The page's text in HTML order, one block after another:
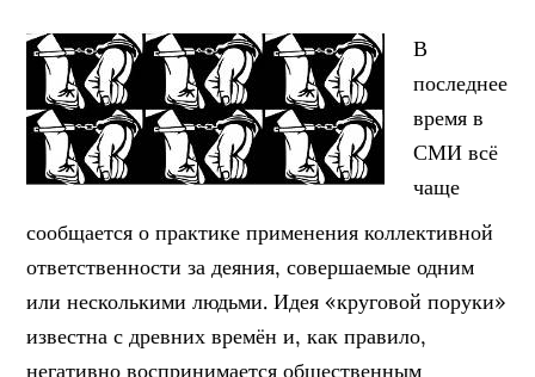
В
последнее
время в
СМИ всё
чаще
сообщается о практике применения коллективной
ответственности за деяния, совершаемые одним
или несколькими людьми. Идея «круговой поруки»
известна с древних времён и, как правило,
негативно воспринимается общественным